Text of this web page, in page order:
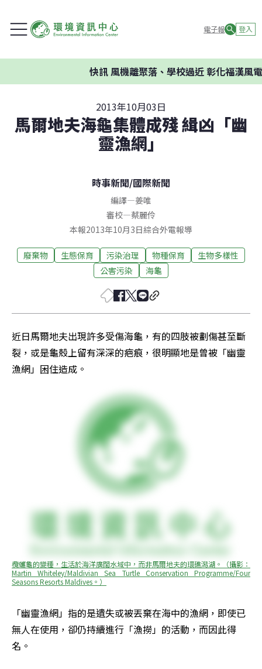
電子報 登入
快訊風機離聚落、學校過近 彰化福漢風電
2013年10月03日
馬爾地夫海龜集體成殘 緝凶「幽
靈漁網」
時事新聞/國際新聞
編譯—姜唯
審校—蔡麗伶
本報2013年10月3日綜合外電報導
廢棄物 生態保育 污染治理 物種保育
生物多樣性
公害污染
海龜
近日馬爾地夫出現許多受傷海龜，有的四肢被劃傷甚至斷
裂，或是龜殼上留有深深的疤痕，很明顯地是曾被「幽靈
漁網」困住造成。
欖蠵龜的變種，生活於海洋廣闊水域中，而非馬爾地夫的環礁潟湖。（攝影：
Martin Whiteley/Maldivian Sea Turtle Conservation Programme/Four
Seasons Resorts Maldives。）
「幽靈漁網」指的是遺失或被丟棄在海中的漁網，即使已
無人在使用，卻仍持續進行「漁撈」的活動，而因此得
名。